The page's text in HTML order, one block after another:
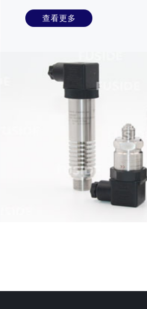
案，不断改进创新，为食品饮料行
力！ 主要应用:
查看更多